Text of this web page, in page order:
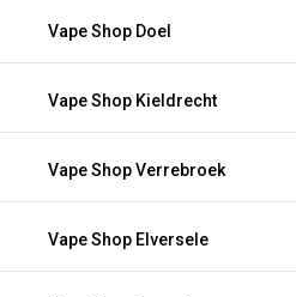
Vape Shop Doel
Vape Shop Kieldrecht
Vape Shop Verrebroek
Vape Shop Elversele